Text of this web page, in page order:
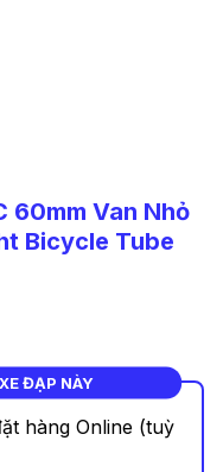
60mm Van Nhỏ
Bicycle Tube
ĐẠP NÀY
hàng Online (tuỳ